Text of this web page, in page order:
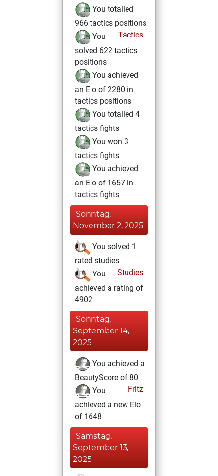
You totalled
966 tactics positions
Tactics
You
solved 622 tactics
positions
You achieved
an Elo of 2280 in
tactics positions
You totalled 4
tactics fights
You won 3
tactics fights
You achieved
an Elo of 1657 in
tactics fights
Sonntag,
November 2, 2025
You solved 1
rated studies
Studies
You
achieved a rating of
4902
Sonntag,
September 14,
2025
You achieved a
BeautyScore of 80
Fritz
You
achieved a new Elo
of 1648
Samstag,
September 13,
2025